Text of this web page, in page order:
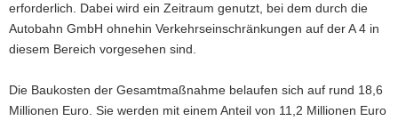
erforderlich. Dabei wird ein Zeitraum genutzt, bei dem durch die
Autobahn GmbH ohnehin Verkehrseinschränkungen auf der A 4 in
diesem Bereich vorgesehen sind.
Die Baukosten der Gesamtmaßnahme belaufen sich auf rund 18,6
Millionen Euro. Sie werden mit einem Anteil von 11,2 Millionen Euro